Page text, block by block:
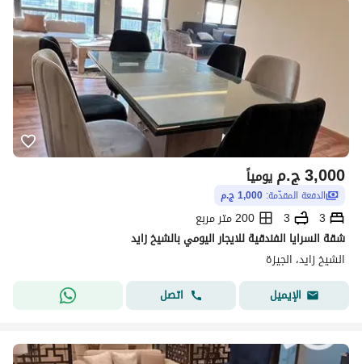
ج.م3,000 يومياً
الدفعة المقدّمة: 1,000 ج.م
3
3
200 متر مربع
شقة السرايا الفندقية للايجار اليومي بالشيخ زايد
الشيخ زايد، الجيزة
الإيميل
اتصل